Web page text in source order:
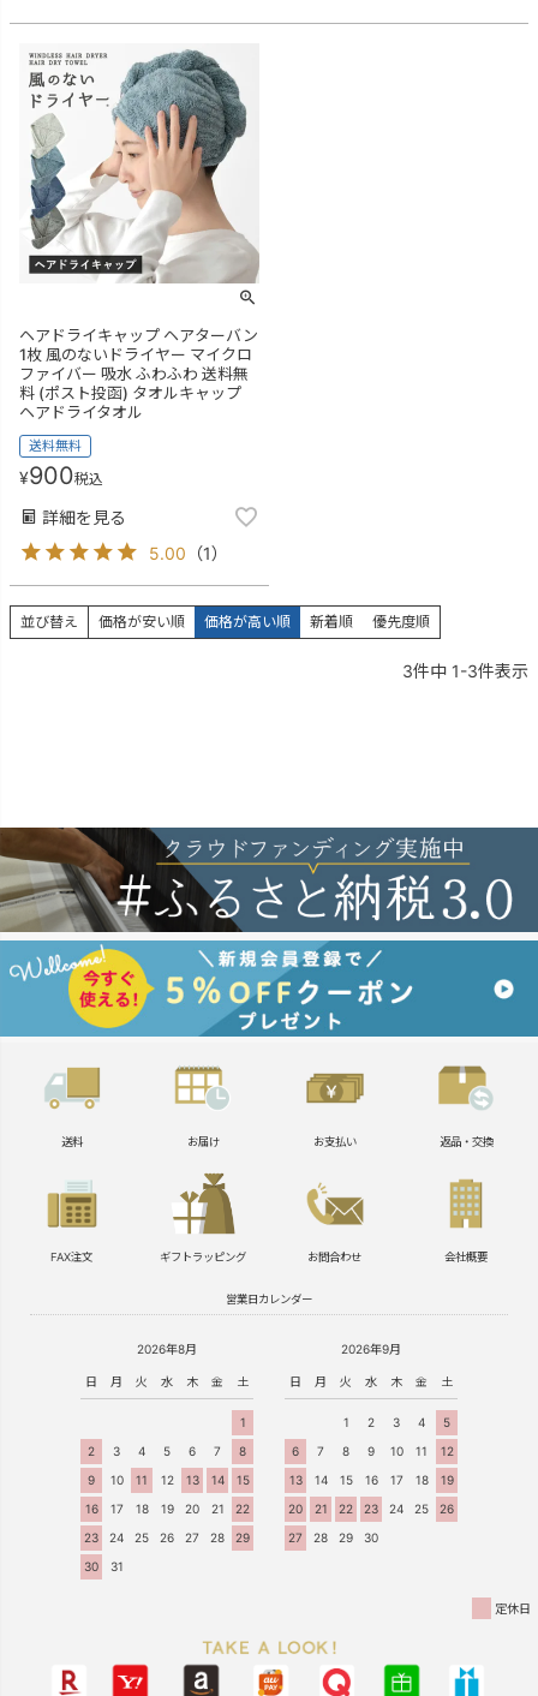
ヘアドライキャップ ヘアターバン
1枚 風のないドライヤー マイクロ
ファイバー 吸水 ふわふわ 送料無
料 (ポスト投函) タオルキャップ
ヘアドライタオル
送料無料
¥900税込
詳細を見る
5.00 （1）
並び替え 価格が安い順 価格が高い順 新着順 優先度順
3件中 1-3件表示
送料 お届け お支払い 返品・交換
FAX注文 ギフトラッピング お問合わせ 会社概要
営業日カレンダー
2026年8月
日 月 火 水 木 金 土
1
2
3 4 5 6 7
8
9
10 11 12 13 14
15
16
17 18 19 20 21
22
23
24 25 26 27 28
29
30
31
2026年9月
日 月 火 水 木 金 土
1 2 3 4
5
6
7 8 9 10 11
12
13
14 15 16 17 18
19
20
21 22 23 24 25
26
27
28 29 30
定休日